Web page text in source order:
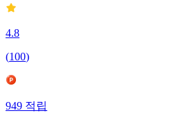
4.8
(100)
949적립